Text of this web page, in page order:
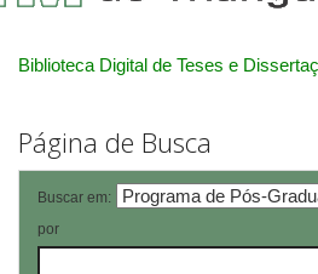
Biblioteca Digital de Teses e
Página de Busca
Buscar em:
por